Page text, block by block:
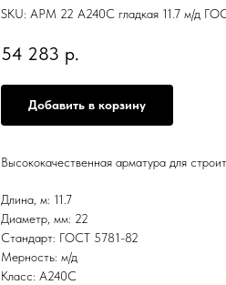
SKU: АРМ 22 А240С гладкая 11.7 м/д
54 283 р.
Добавить в корзину
Высококачественная арматура для
Длина, м: 11.7
Диаметр, мм: 22
Стандарт: ГОСТ 5781-82
Мерность: м/д
Класс: А240С